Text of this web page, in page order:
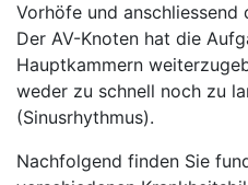
Vorhöfe und anschliessend
Der AV-Knoten hat die
Hauptkammern
weder zu schnell noch zu
(Sinusrhythmus).
Nachfolgend finden Sie